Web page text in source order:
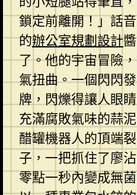
鎖定前離開！」話
的辦公室規劃設計
了。他的宇宙冒險
氣扭曲。一個閃閃
牌，閃爍得讓人眼
充滿腐敗氣味的蒜
醋罐機器人的頂端
子，一把抓住了廖
零點一秒內變成無